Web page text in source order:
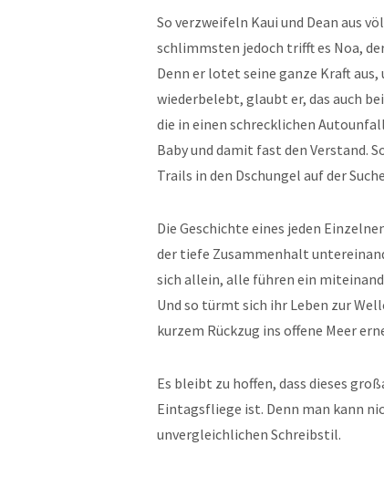
So verzweifeln Kaui und Dean aus
schlimmsten jedoch trifft es Noa,
Denn er lotet seine ganze Kraft
wiederbelebt, glaubt er, das auch
die in einen schrecklichen
Baby und damit fast den Verstand.
Trails in den Dschungel auf der
Die Geschichte eines jeden
der tiefe Zusammenhalt
sich allein, alle führen ein
Und so türmt sich ihr Leben zur
kurzem Rückzug ins offene Meer
Es bleibt zu hoffen, dass dieses
Eintagsfliege ist. Denn man kann
unvergleichlichen Schreibstil.